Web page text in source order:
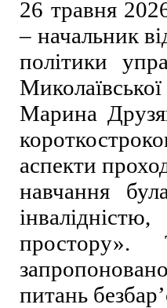
26 травня
– начальник
політики
Марина
аспекти
навчання
простору».
питань